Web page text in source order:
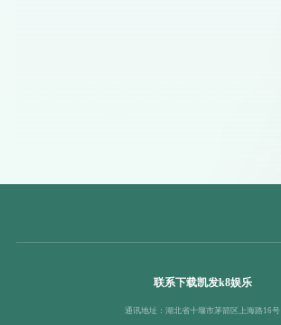
联系下载凯发k8娱乐
通讯地址：湖北省十堰市茅箭区上海路16号